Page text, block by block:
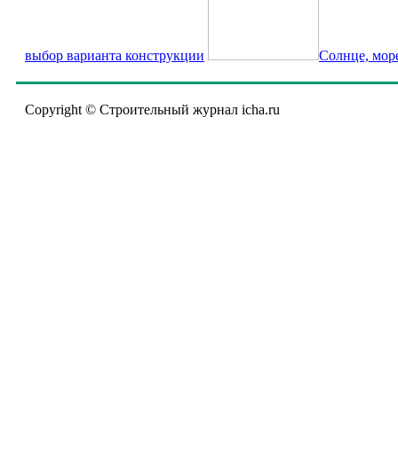
выбор варианта конструкции Солнце,
Copyright © Строительный журнал icha.ru